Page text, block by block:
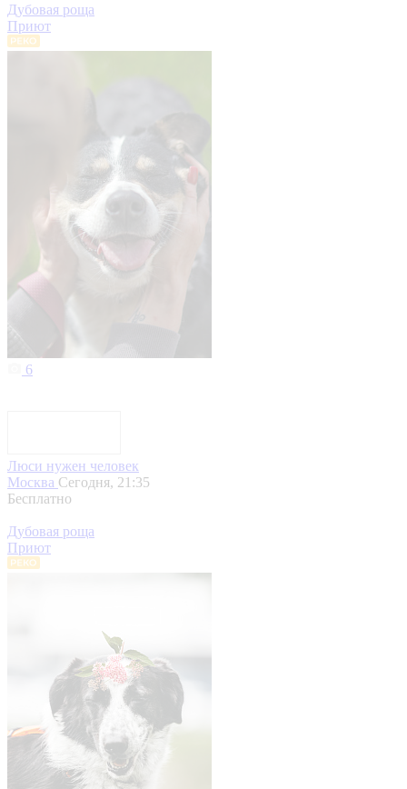
Дубовая роща
Приют
6
Люси нужен человек
Москва Сегодня, 21:35
Бесплатно
Дубовая роща
Приют